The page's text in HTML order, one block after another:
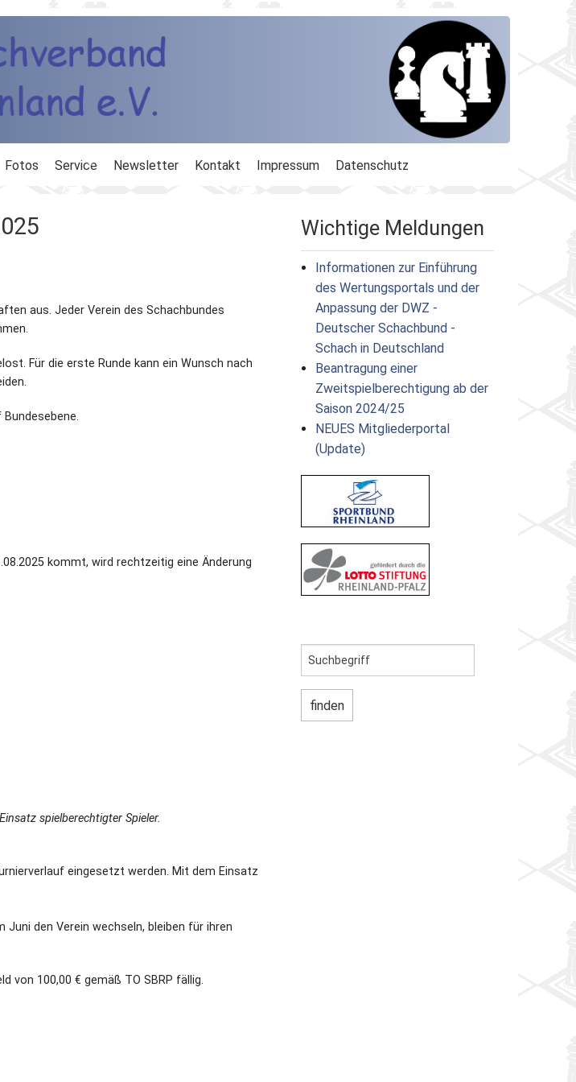
Fotos Service
Formulare
Newsletter Kontakt Impressum Datenschutz
aus. Jeder Verein des Schachbundes
Für die erste Runde kann ein Wunsch nach
kommt, wird rechtzeitig eine Änderung
spielberechtigter Spieler.
eingesetzt werden. Mit dem Einsatz
Juni den Verein wechseln, bleiben für ihren
von 100,00 € gemäß TO SBRP fällig.
Wichtige Meldungen
Informationen zur Einführung
des Wertungsportals und der
Anpassung der DWZ -
Deutscher Schachbund -
Schach in Deutschland
Beantragung einer
Zweitspielberechtigung ab der
Saison 2024/25
NEUES Mitgliederportal
(Update)